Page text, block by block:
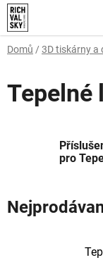
Přejít
na
obsah
Domů / 3D tiskárny a
Tepelné
pro